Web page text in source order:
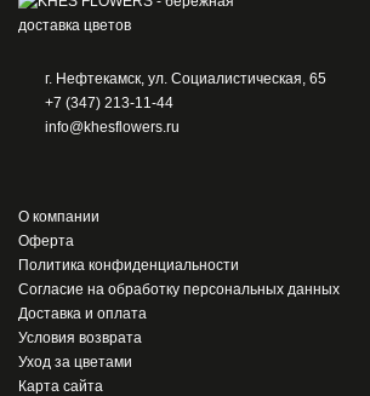
г. Нефтекамск, ул. Социалистическая, 65
+7 (347) 213-11-44
info@khesflowers.ru
О компании
Оферта
Политика конфиденциальности
Согласие на обработку персональных данных
Доставка и оплата
Условия возврата
Уход за цветами
Карта сайта